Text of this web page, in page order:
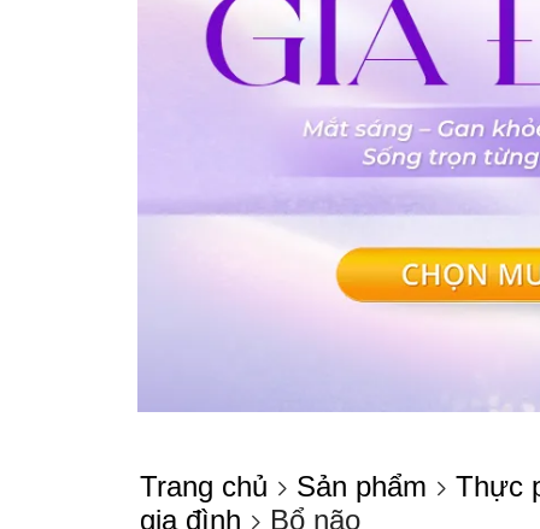
Trang chủ Sản phẩm
Thực
gia đình
Bổ não